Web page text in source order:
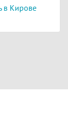
в Кирове